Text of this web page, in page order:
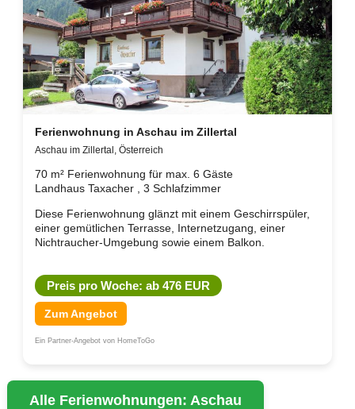
Ferienwohnung in Aschau im Zillertal
Aschau im Zillertal, Österreich
70 m² Ferienwohnung für max. 6 Gäste
Landhaus Taxacher , 3 Schlafzimmer
Diese Ferienwohnung glänzt mit einem Geschirrspüler,
einer gemütlichen Terrasse, Internetzugang, einer
Nichtraucher-Umgebung sowie einem Balkon.
Preis pro Woche: ab 476 EUR
Zum Angebot
Ein Partner-Angebot von HomeToGo
Alle Ferienwohnungen: Aschau